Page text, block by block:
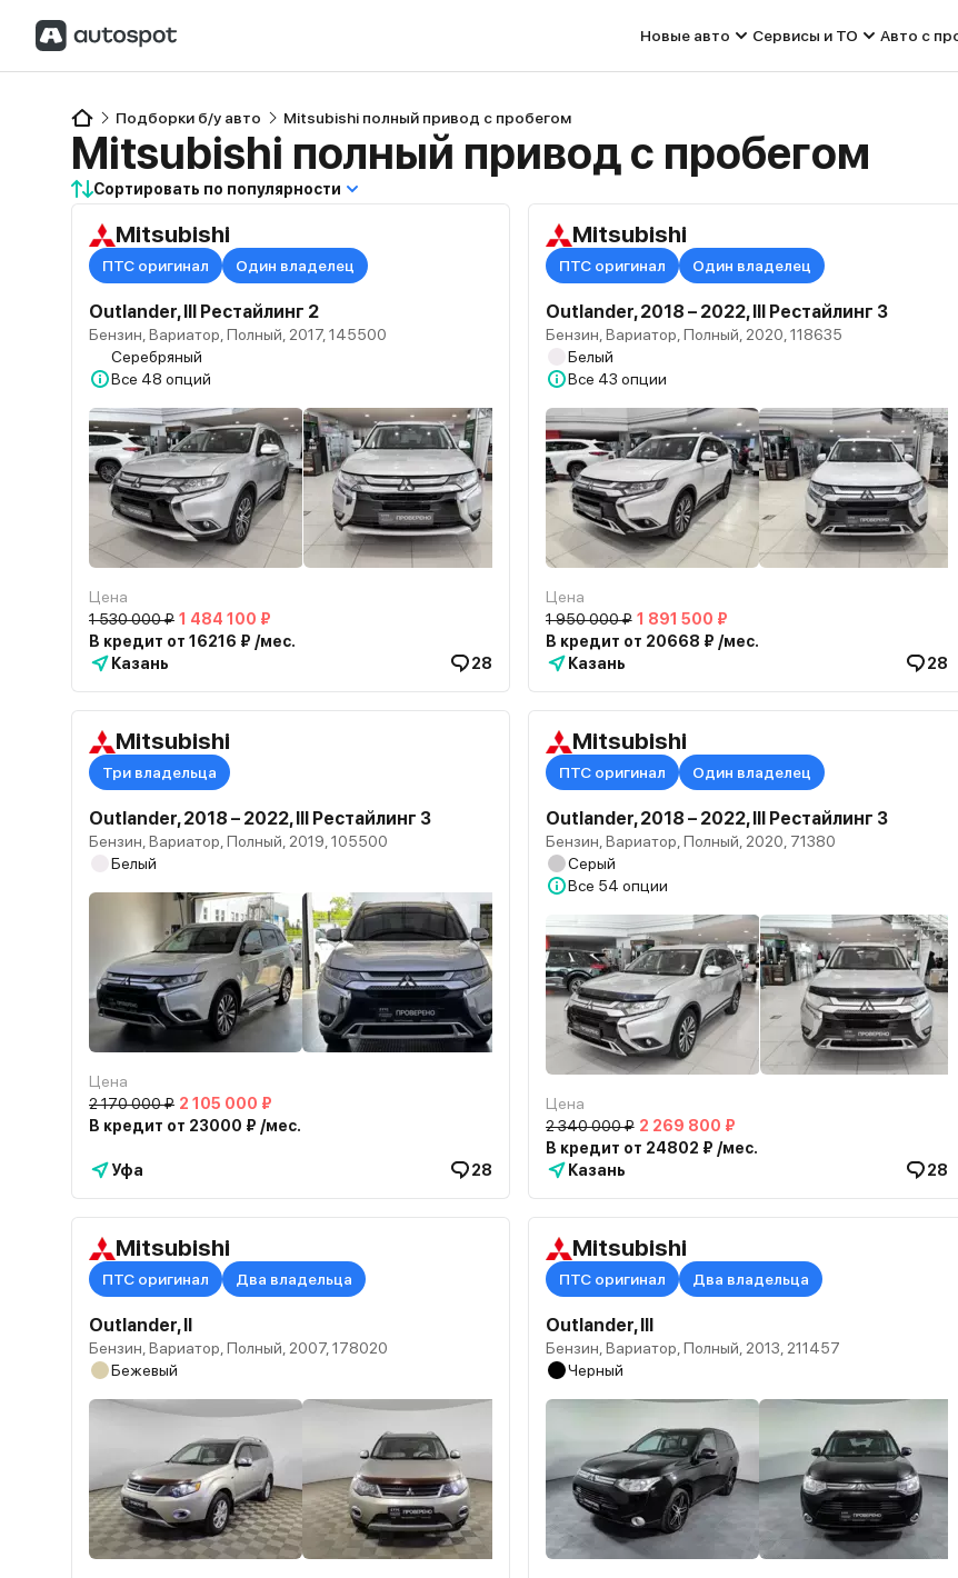
Новые авто Сервисы и ТО Авто с
Подборки б/у авто Mitsubishi полный привод с пробегом
Mitsubishi полный привод с пробегом
Сортировать по популярности
Mitsubishi
ПТС оригинал Один владелец
Outlander, III Рестайлинг 2
Бензин, Вариатор, Полный, 2017, 145500
Серебряный
Все 48 опций
Цена
1 530 000 ₽ 1 484 100 ₽
В кредит от 16216 ₽ /мес.
Казань
28
Mitsubishi
ПТС оригинал Один владелец
Outlander, 2018 – 2022, III Рестайлинг 3
Бензин, Вариатор, Полный, 2020, 118635
Белый
Все 43 опции
Цена
1 950 000 ₽ 1 891 500 ₽
В кредит от 20668 ₽ /мес.
Казань
28
Mitsubishi
Три владельца
Outlander, 2018 – 2022, III Рестайлинг 3
Бензин, Вариатор, Полный, 2019, 105500
Белый
Цена
2 170 000 ₽ 2 105 000 ₽
В кредит от 23000 ₽ /мес.
Уфа 28
Mitsubishi
ПТС оригинал Один владелец
Outlander, 2018 – 2022, III Рестайлинг 3
Бензин, Вариатор, Полный, 2020, 71380
Серый
Все 54 опции
Цена
2 340 000 ₽ 2 269 800 ₽
В кредит от 24802 ₽ /мес.
Казань
28
Mitsubishi
ПТС оригинал Два владельца
Outlander, II
Бензин, Вариатор, Полный, 2007, 178020
Бежевый
Mitsubishi
ПТС оригинал Два владельца
Outlander, III
Бензин, Вариатор, Полный, 2013, 211457
Черный